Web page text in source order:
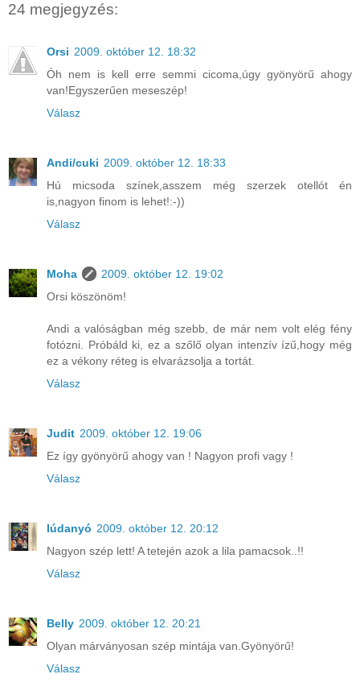
24 megjegyzés:
Orsi 2009. október 12. 18:32
Óh nem is kell erre semmi cicoma,úgy gyönyörű ahogy
van!Egyszerűen meseszép!
Válasz
Andi/cuki 2009. október 12. 18:33
Hú micsoda színek,asszem még szerzek otellót én
is,nagyon finom is lehet!:-))
Válasz
Moha
2009. október 12. 19:02
Orsi köszönöm!
Andi a valóságban még szebb, de már nem volt elég fény
fotózni. Próbáld ki, ez a szőlő olyan intenzív ízű,hogy még
ez a vékony réteg is elvarázsolja a tortát.
Válasz
Judit 2009. október 12. 19:06
Ez így gyönyörű ahogy van ! Nagyon profi vagy !
Válasz
lúdanyó 2009. október 12. 20:12
Nagyon szép lett! A tetején azok a lila pamacsok..!!
Válasz
Belly 2009. október 12. 20:21
Olyan márványosan szép mintája van.Gyönyörű!
Válasz